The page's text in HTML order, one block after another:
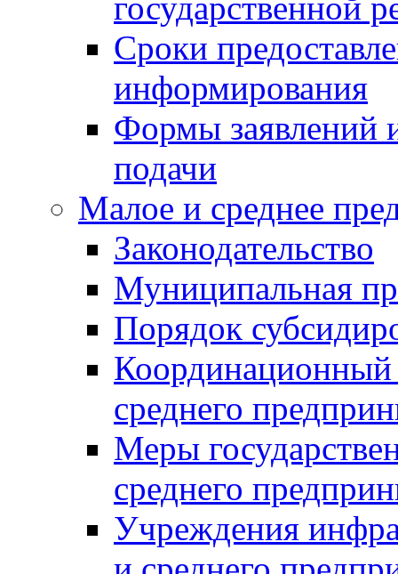
Сроки
информирования
Формы заявлений
подачи
Малое и среднее
Законодательство
Муниципальная
Порядок
Координационный
среднего
Меры
среднего
Учреждения